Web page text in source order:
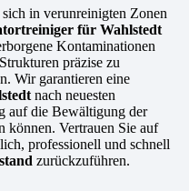
in verunreinigten Zonen
für Wahlstedt
Kontaminationen
präzise zu
Wir garantieren eine
nach neuesten
auf die Bewältigung der
können. Vertrauen Sie auf
professionell und schnell
zurückzuführen.